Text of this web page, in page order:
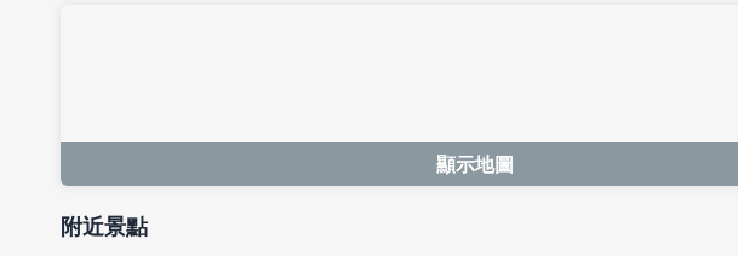
顯示地圖
附近景點